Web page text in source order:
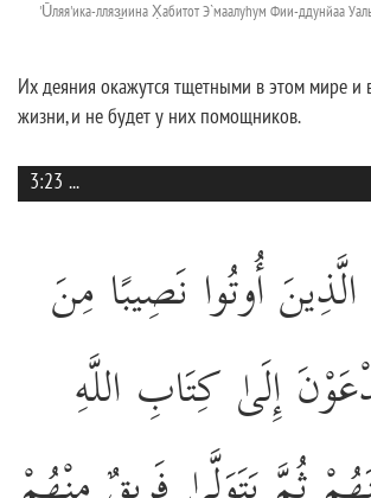
'Ūляя'ика-лляз̱иина Х̣абитот Э`маалуhум Фии-ддунйаа
Их деяния окажутся тщетными в этом мире и
жизни, и не будет у них помощников.
3:23 ...
أُوتُوا نَصِيبًا مِنَ
إِلَىٰ كِتَابِ اللَّهِ